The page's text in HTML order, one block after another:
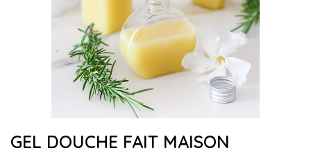
GEL DOUCHE FAIT MAISON